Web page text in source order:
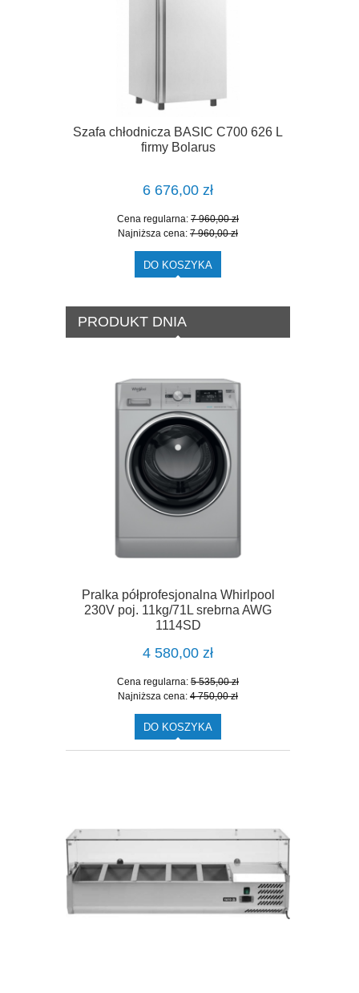
Szafa chłodnicza BASIC C700 626 L
firmy Bolarus
6 676,00 zł
Cena regularna: 7 960,00 zł
Najniższa cena: 7 960,00 zł
DO KOSZYKA
PRODUKT DNIA
Pralka półprofesjonalna Whirlpool
230V poj. 11kg/71L srebrna AWG
1114SD
4 580,00 zł
Cena regularna: 5 535,00 zł
Najniższa cena: 4 750,00 zł
DO KOSZYKA